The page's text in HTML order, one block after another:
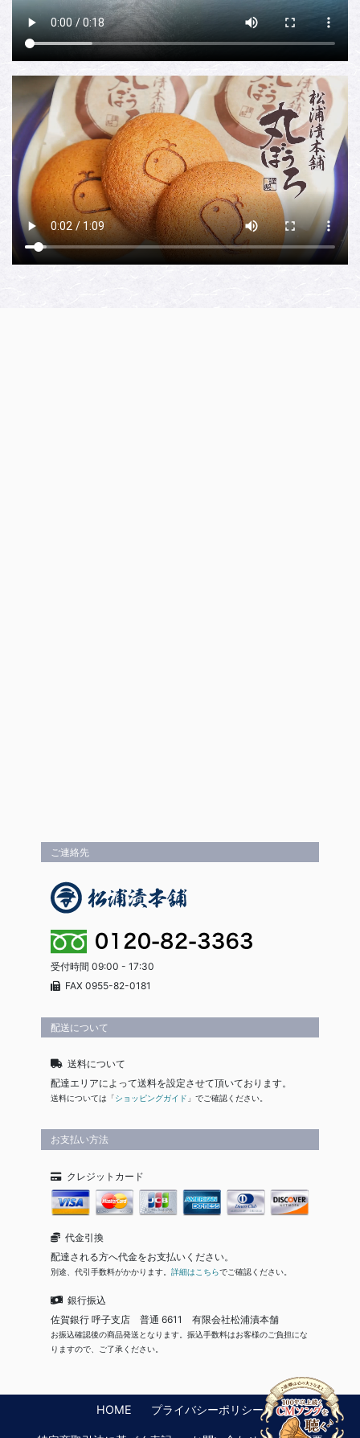
ご連絡先
受付時間 09:00 - 17:30
FAX 0955-82-0181
配送について
送料について
配達エリアによって送料を設定させて頂いております。
送料については「 ショッピングガイド 」でご確認ください。
お支払い方法
クレジットカード
代金引換
配達される方へ代金をお支払いください。
別途、代引手数料がかかります。 詳細はこちらでご確認ください。
銀行振込
佐賀銀行 呼子支店 普通 6611 有限会社松浦漬本舗
お振込確認後の商品発送となります。振込手数料はお客様のご負担にな
りますので、ご了承ください。
HOME プライバシーポリシー